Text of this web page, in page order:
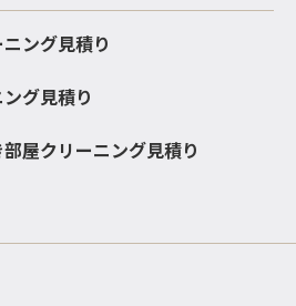
ング見積り
グ見積り
屋クリーニング見積り